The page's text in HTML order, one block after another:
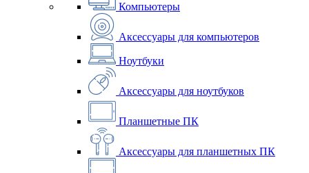
Компьютеры
Аксессуары для компьютеров
Ноутбуки
Аксессуары для ноутбуков
Планшетные ПК
Аксессуары для планшетных ПК